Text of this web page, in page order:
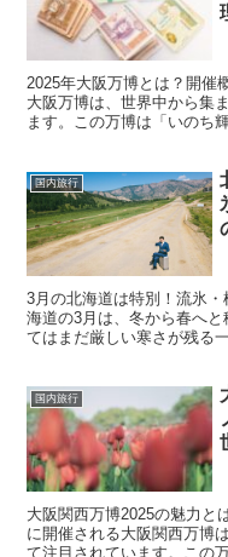
2025年大阪万博とは？開催
大阪万博は、世界中から集
ます。この万博は「いのち
国内旅行
3月の北海道は特別！流氷
海道の3月は、冬から春へ
てはまだ厳しい寒さが残る
国内旅行
大阪関西万博2025の魅力と
に開催される大阪関西万博
て注目されています。この